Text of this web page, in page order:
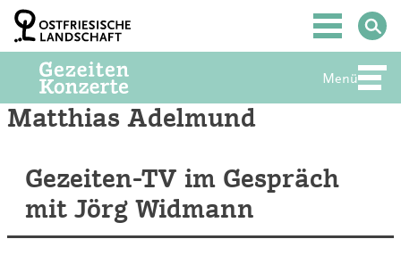
Zum
Inhalt
springen
Hauptmenü
Menü
Matthias Adelmund
Gezeiten-TV im Gespräch
mit Jörg Widmann